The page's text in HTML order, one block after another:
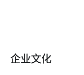
企业文化